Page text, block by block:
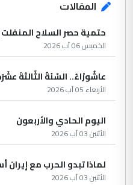
المقالات
حتمية حصر السلاح المنفلت
الخميس 06 آب 2026
عاشُورْاءُ.. السّنَةُ الثّالثةَ
الأربعاء 05 آب 2026
اليوم الحادي والأربعون
الأثنين 03 آب 2026
لماذا تبدو الحرب مع
الأثنين 03 آب 2026